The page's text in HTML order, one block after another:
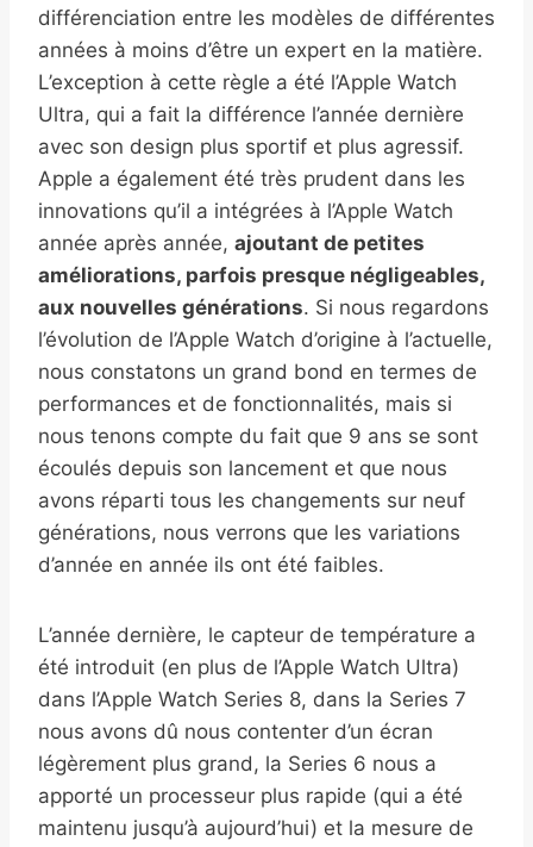
différenciation entre les modèles de différentes
années à moins d’être un expert en la matière.
L’exception à cette règle a été l’Apple Watch
Ultra, qui a fait la différence l’année dernière
avec son design plus sportif et plus agressif.
Apple a également été très prudent dans les
innovations qu’il a intégrées à l’Apple Watch
année après année, ajoutant de petites
améliorations, parfois presque négligeables,
aux nouvelles générations. Si nous regardons
l’évolution de l’Apple Watch d’origine à l’actuelle,
nous constatons un grand bond en termes de
performances et de fonctionnalités, mais si
nous tenons compte du fait que 9 ans se sont
écoulés depuis son lancement et que nous
avons réparti tous les changements sur neuf
générations, nous verrons que les variations
d’année en année ils ont été faibles.
L’année dernière, le capteur de température a
été introduit (en plus de l’Apple Watch Ultra)
dans l’Apple Watch Series 8, dans la Series 7
nous avons dû nous contenter d’un écran
légèrement plus grand, la Series 6 nous a
apporté un processeur plus rapide (qui a été
maintenu jusqu’à aujourd’hui) et la mesure de